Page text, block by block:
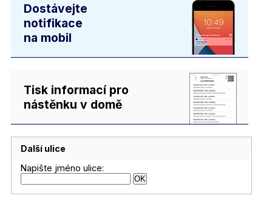
Dostávejte
notifikace
na mobil
Tisk informací pro
nástěnku v domě
Další ulice
Napište jméno ulice: